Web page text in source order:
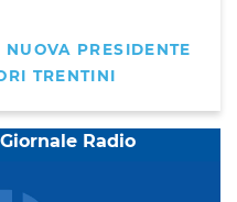
PRESIDENTE
TRENTINI
Giornale Radio